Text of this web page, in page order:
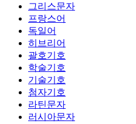
그리스문자
프랑스어
독일어
히브리어
괄호기호
학술기호
기술기호
첨자기호
라틴문자
러시아문자